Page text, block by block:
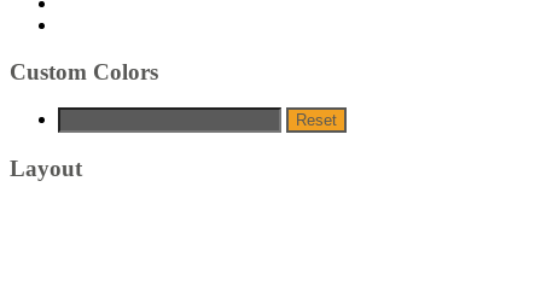
Custom Colors
Reset
Layout